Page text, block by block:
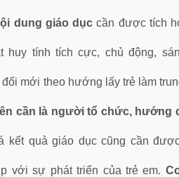
dung giáo dụccần được tích
huy tính tích cực, chủ động,
mới theo hướng lấy trẻ làm
cần là người tổ chức, hướng
kết quả giáo dục cũng cần
với sự phát triển của trẻ em.